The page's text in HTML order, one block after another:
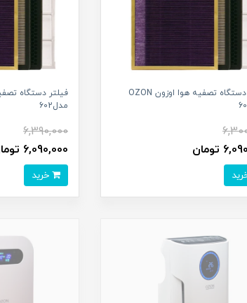
فیلتر دستگاه تصفیه هوا اوزون OZON
تومان
مدل602
6,390,000
6,090,000 تومان
خرید